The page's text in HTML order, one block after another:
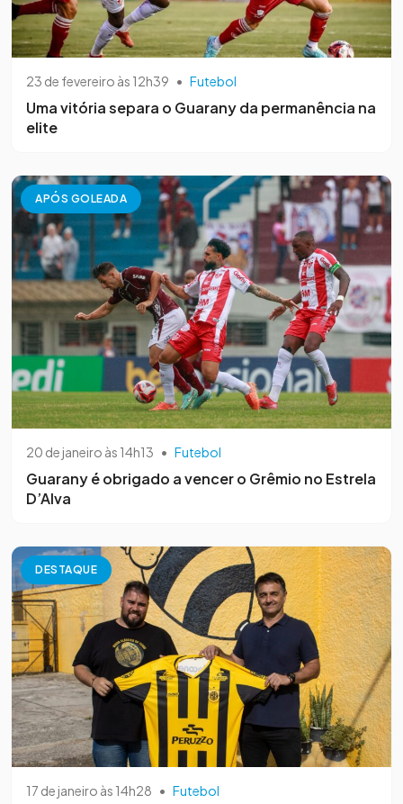
23 de fevereiro às 12h39 • Futebol
Uma vitória separa o Guarany da permanência na
elite
APÓS GOLEADA
20 de janeiro às 14h13 • Futebol
Guarany é obrigado a vencer o Grêmio no Estrela
D’Alva
DESTAQUE
17 de janeiro às 14h28 • Futebol